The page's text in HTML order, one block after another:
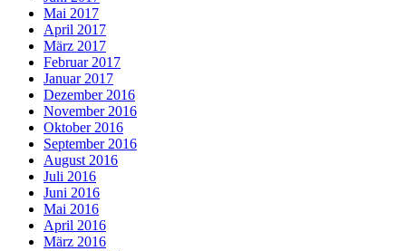
Mai 2017
April 2017
März 2017
Februar 2017
Januar 2017
Dezember 2016
November 2016
Oktober 2016
September 2016
August 2016
Juli 2016
Juni 2016
Mai 2016
April 2016
März 2016